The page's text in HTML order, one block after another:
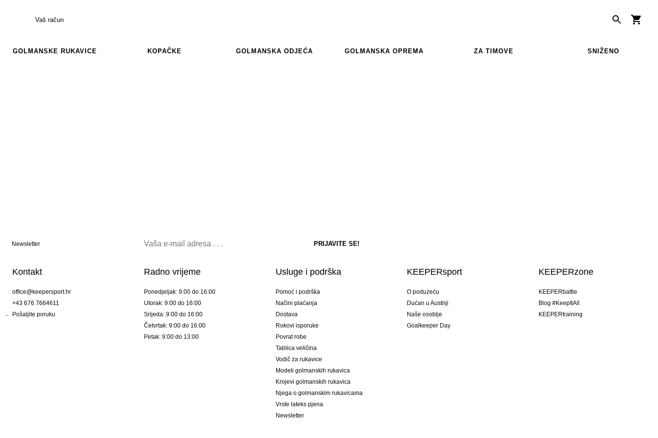
Vaš račun
GOLMANSKE RUKAVICE KOPAČKE GOLMANSKA ODJEĆA GOLMANSKA OPREMA ZA TIMOVE SNIŽENO
Newsletter
Kontakt
office@keepersport.hr
+43 676 7664611
Pošaljite poruku
Radno vrijeme
Ponedjeljak: 9:00 do 16:00
Utorak: 9:00 do 16:00
Srijeda: 9:00 do 16:00
Četvrtak: 9:00 do 16:00
Petak: 9:00 do 13:00
Usluge i podrška
Pomoć i podrška
Načini plaćanja
Dostava
Rokovi isporuke
Povrat robe
Tablica veličina
Vodič za rukavice
Modeli golmanskih rukavica
Krojevi golmanskih rukavica
Njega o golmanskim rukavicama
Vrste lateks pjena
Newsletter
KEEPERsport
O poduzeću
Dućan u Austriji
Naše osoblje
Goalkeeper Day
KEEPERzone
KEEPERbattle
Blog #KeepItAll
KEEPERtraining